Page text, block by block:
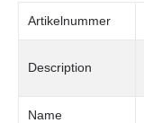
Artikelnummer
Description
Name